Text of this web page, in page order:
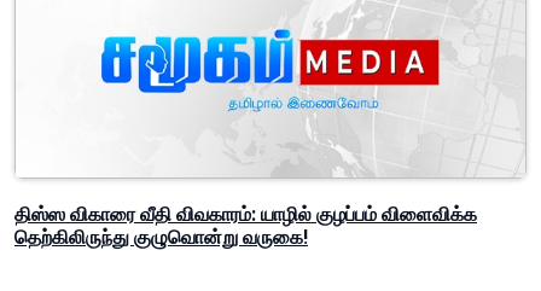
திஸ்ஸ விகாரை வீதி விவகாரம்: யாழில் குழப்பம் விளைவிக்க
தெற்கிலிருந்து குழுவொன்று வருகை!